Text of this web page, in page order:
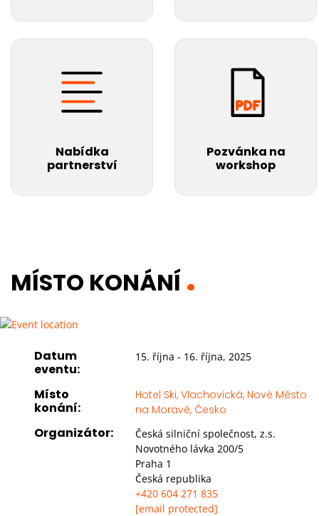
instrukce k
Nabídka
partnerství
Pozvánka na
workshop
MÍSTO KONÁNÍ
Datum
eventu:
15. října - 16. října, 2025
Místo
konání:
Hotel Ski, Vlachovická, Nové Město
na Moravě, Česko
Organizátor:
Česká silniční společnost, z.s.
Novotného lávka 200/5
Praha 1
Česká republika
+420 604 271 835
[email protected]